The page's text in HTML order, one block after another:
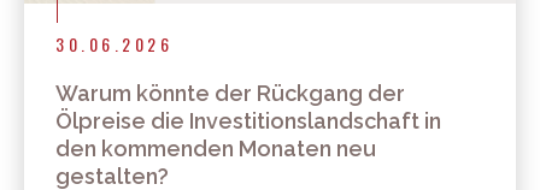
30.06.2026
Warum könnte der Rückgang der
Ölpreise die Investitionslandschaft in
den kommenden Monaten neu
gestalten?